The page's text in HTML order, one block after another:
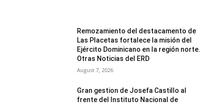
Remozamiento del destacamento de
Las Placetas fortalece la misión del
Ejército Dominicano en la región norte.
Otras Noticias del ERD
August 7, 2026
Gran gestion de Josefa Castillo al
frente del Instituto Nacional de